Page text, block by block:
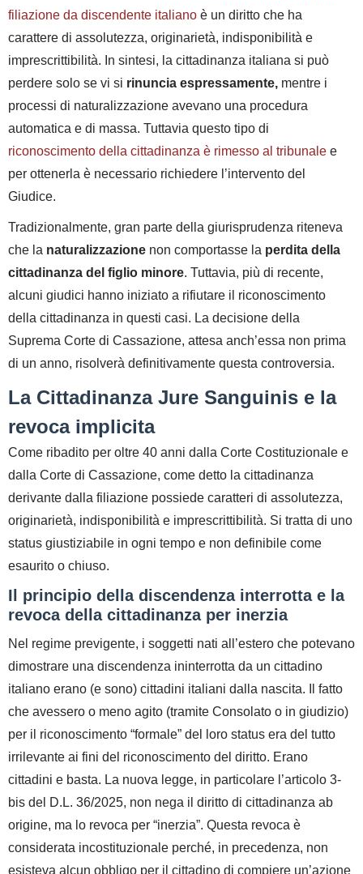
filiazione da discendente italiano è un diritto che ha
carattere di assolutezza, originarietà, indisponibilità e
imprescrittibilità. In sintesi, la cittadinanza italiana si può
perdere solo se vi si rinuncia espressamente, mentre i
processi di naturalizzazione avevano una procedura
automatica e di massa. Tuttavia questo tipo di
riconoscimento della cittadinanza è rimesso al tribunale e
per ottenerla è necessario richiedere l’intervento del
Giudice.
Tradizionalmente, gran parte della giurisprudenza riteneva
che la naturalizzazione non comportasse la perdita della
cittadinanza del figlio minore. Tuttavia, più di recente,
alcuni giudici hanno iniziato a rifiutare il riconoscimento
della cittadinanza in questi casi. La decisione della
Suprema Corte di Cassazione, attesa anch’essa non prima
di un anno, risolverà definitivamente questa controversia.
La Cittadinanza Jure Sanguinis e la
revoca implicita
Come ribadito per oltre 40 anni dalla Corte Costituzionale e
dalla Corte di Cassazione, come detto la cittadinanza
derivante dalla filiazione possiede caratteri di assolutezza,
originarietà, indisponibilità e imprescrittibilità. Si tratta di uno
status giustiziabile in ogni tempo e non definibile come
esaurito o chiuso.
Il principio della discendenza interrotta e la
revoca della cittadinanza per inerzia
Nel regime previgente, i soggetti nati all’estero che potevano
dimostrare una discendenza ininterrotta da un cittadino
italiano erano (e sono) cittadini italiani dalla nascita. Il fatto
che avessero o meno agito (tramite Consolato o in giudizio)
per il riconoscimento “formale” del loro status era del tutto
irrilevante ai fini del riconoscimento del diritto. Erano
cittadini e basta. La nuova legge, in particolare l’articolo 3-
bis del D.L. 36/2025, non nega il diritto di cittadinanza ab
origine, ma lo revoca per “inerzia”. Questa revoca è
considerata incostituzionale perché, in precedenza, non
esisteva alcun obbligo per il cittadino di compiere un’azione